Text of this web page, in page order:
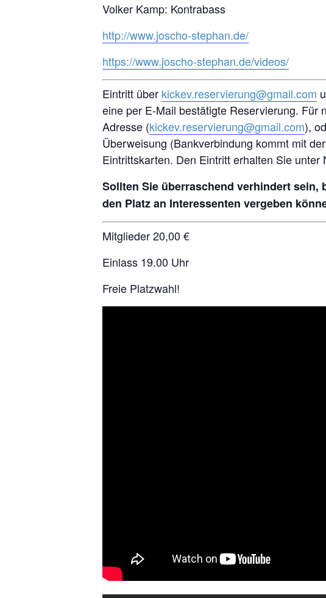
Volker Kamp: Kontrabass
http://www.joscho-stephan.de/
https://www.joscho-stephan.de/videos/
Eintritt über kickev.reservierung@gmail.com
eine per E-Mail bestätigte Reservierung. Für
Adresse (kickev.reservierung@gmail.com),
Überweisung (Bankverbindung kommt mit
Eintrittskarten. Den Eintritt erhalten Sie
Sollten Sie überraschend verhindert
den Platz an Interessenten vergeben
Mitglieder 20,00 €
Einlass 19.00 Uhr
Freie Platzwahl!